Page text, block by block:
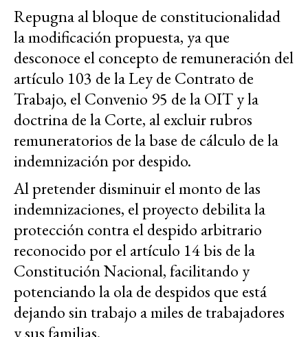
Repugna al bloque de constitucionalidad
la modificación propuesta, ya que
desconoce el concepto de remuneración del
artículo 103 de la Ley de Contrato de
Trabajo, el Convenio 95 de la OIT y la
doctrina de la Corte, al excluir rubros
remuneratorios de la base de cálculo de la
indemnización por despido.
Al pretender disminuir el monto de las
indemnizaciones, el proyecto debilita la
protección contra el despido arbitrario
reconocido por el artículo 14 bis de la
Constitución Nacional, facilitando y
potenciando la ola de despidos que está
dejando sin trabajo a miles de trabajadores
y sus familias.